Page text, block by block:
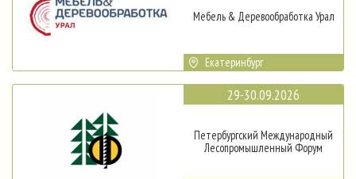
Мебель & Деревообработка Урал
Екатеринбург
29-30.09.2026
Петербургский Международный
Лесопромышленный Форум